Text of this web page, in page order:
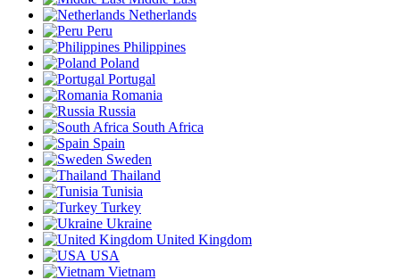
Netherlands
Peru
Philippines
Poland
Portugal
Romania
Russia
South Africa
Spain
Sweden
Thailand
Tunisia
Turkey
Ukraine
United Kingdom
USA
Vietnam